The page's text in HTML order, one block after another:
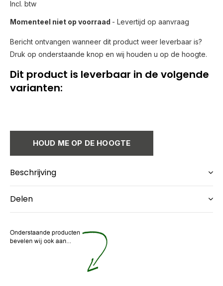
Incl. btw
Momenteel niet op voorraad - Levertijd op aanvraag
Bericht ontvangen wanneer dit product weer leverbaar is?
Druk op onderstaande knop en wij houden u op de hoogte.
Dit product is leverbaar in de volgende
varianten:
HOUD ME OP DE HOOGTE
Beschrijving
Delen